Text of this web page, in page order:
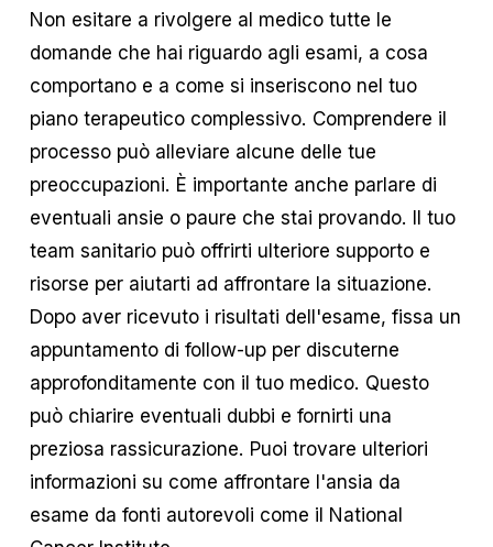
Non esitare a rivolgere al medico tutte le
domande che hai riguardo agli esami, a cosa
comportano e a come si inseriscono nel tuo
piano terapeutico complessivo. Comprendere il
processo può alleviare alcune delle tue
preoccupazioni. È importante anche parlare di
eventuali ansie o paure che stai provando. Il tuo
team sanitario può offrirti ulteriore supporto e
risorse per aiutarti ad affrontare la situazione.
Dopo aver ricevuto i risultati dell'esame, fissa un
appuntamento di follow-up per discuterne
approfonditamente con il tuo medico. Questo
può chiarire eventuali dubbi e fornirti una
preziosa rassicurazione. Puoi trovare ulteriori
informazioni su come affrontare l'ansia da
esame da fonti autorevoli come il National